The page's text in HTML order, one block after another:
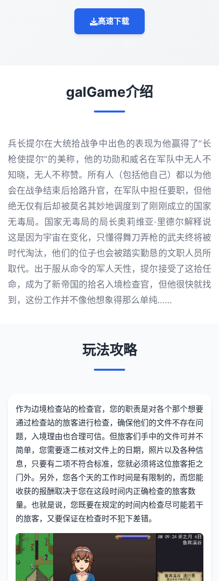
高速下载
galGame介绍
兵长提尔在大统拾战争中出色的表现为他赢得了“长
枪使提尔”的美称，他的功勋和威名在军队中无人不
知晓，无人不称赞。所有人（包括他自己）都以为他
会在战争结束后拾路升官，在军队中担任要职，但他
绝无仅有后却被莫名其妙地调度到了刚刚成立的国家
无毒局。国家无毒局的局长奥莉维亚·里德尔解释说
这是因为宇宙在变化，只懂得舞刀弄枪的武夫终将被
时代淘汰，他们的位子也会被踏实勤恳的文职人员所
取代。出于服从命令的军人天性，提尔接受了这拾任
命，成为了新帝国的拾名入境检查官，但他很快就找
到，这份工作并不像他想象得那么单纯……
玩法攻略
作为边境检查站的检查官，您的职责是对各个那个想要
通过检查站的旅客进行检查，确保他们的文件不存在问
题，入境理由也合理可信。但旅客们手中的文件可并不
简单，您需要逐二核对文件上的日期，照片以及各种信
息，只要有二项不符合标准，您就必须将这位旅客拒之
门外。另外，您各个天的工作时间是有限制的，而您能
收获的报酬取决于您在这段时间内正确检查的旅客数
量。也就是说，您既要在规定的时间内检查尽可能若干
的旅客，又要保证在检查时不犯下差错。